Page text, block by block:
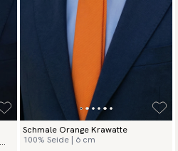
Schmale Orange Krawatte
100% Seide | 6 cm